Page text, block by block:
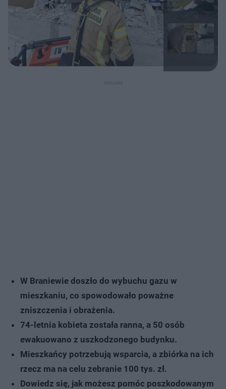
W Braniewie doszło do wybuchu gazu w
mieszkaniu, co spowodowało poważne
zniszczenia i obrażenia.
74-letnia kobieta została ranna, a 50 osób
ewakuowano z uszkodzonego budynku.
Mieszkańcy potrzebują wsparcia, a zbiórka na ich
rzecz ma na celu zebranie 100 tys. zł.
Dowiedz się, jak możesz pomóc poszkodowanym